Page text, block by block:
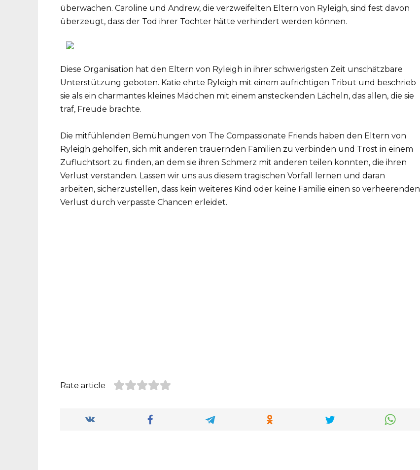
überwachen. Caroline und Andrew, die verzweifelten Eltern von Ryleigh, sind fest davon
überzeugt, dass der Tod ihrer Tochter hätte verhindert werden können.
Diese Organisation hat den Eltern von Ryleigh in ihrer schwierigsten Zeit unschätzbare
Unterstützung geboten. Katie ehrte Ryleigh mit einem aufrichtigen Tribut und beschrieb
sie als ein charmantes kleines Mädchen mit einem ansteckenden Lächeln, das allen, die sie
traf, Freude brachte.
Die mitfühlenden Bemühungen von The Compassionate Friends haben den Eltern von
Ryleigh geholfen, sich mit anderen trauernden Familien zu verbinden und Trost in einem
Zufluchtsort zu finden, an dem sie ihren Schmerz mit anderen teilen konnten, die ihren
Verlust verstanden. Lassen wir uns aus diesem tragischen Vorfall lernen und daran
arbeiten, sicherzustellen, dass kein weiteres Kind oder keine Familie einen so verheerenden
Verlust durch verpasste Chancen erleidet.
Rate article